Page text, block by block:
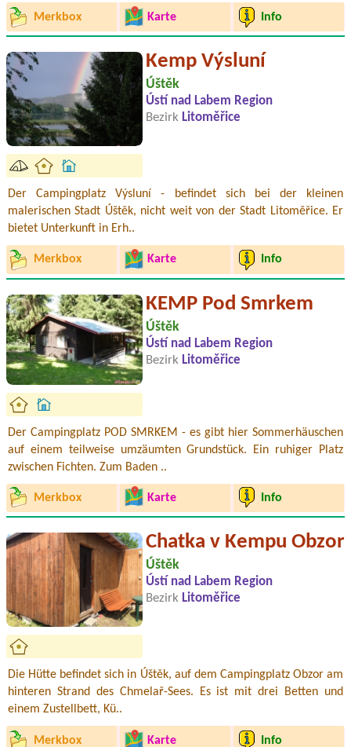
Merkbox Karte Info
Kemp Výsluní
Úštěk
Ústí nad Labem Region
Bezirk Litoměřice
Der Campingplatz Výsluní - befindet sich bei der kleinen
malerischen Stadt Úštěk, nicht weit von der Stadt Litoměřice. Er
bietet Unterkunft in Erh..
Merkbox Karte Info
KEMP Pod Smrkem
Úštěk
Ústí nad Labem Region
Bezirk Litoměřice
Der Campingplatz POD SMRKEM - es gibt hier Sommerhäuschen
auf einem teilweise umzäumten Grundstück. Ein ruhiger Platz
zwischen Fichten. Zum Baden ..
Merkbox Karte Info
Chatka v Kempu Obzor
Úštěk
Ústí nad Labem Region
Bezirk Litoměřice
Die Hütte befindet sich in Úštěk, auf dem Campingplatz Obzor am
hinteren Strand des Chmelař-Sees. Es ist mit drei Betten und
einem Zustellbett, Kü..
Merkbox Karte Info